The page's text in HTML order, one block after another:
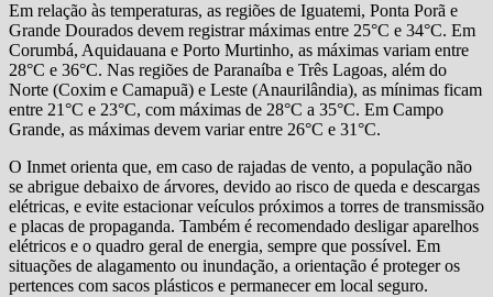
Em relação às temperaturas, as regiões de Iguatemi, Ponta Porã e
Grande Dourados devem registrar máximas entre 25°C e 34°C. Em
Corumbá, Aquidauana e Porto Murtinho, as máximas variam entre
28°C e 36°C. Nas regiões de Paranaíba e Três Lagoas, além do
Norte (Coxim e Camapuã) e Leste (Anaurilândia), as mínimas ficam
entre 21°C e 23°C, com máximas de 28°C a 35°C. Em Campo
Grande, as máximas devem variar entre 26°C e 31°C.
O Inmet orienta que, em caso de rajadas de vento, a população não
se abrigue debaixo de árvores, devido ao risco de queda e descargas
elétricas, e evite estacionar veículos próximos a torres de transmissão
e placas de propaganda. Também é recomendado desligar aparelhos
elétricos e o quadro geral de energia, sempre que possível. Em
situações de alagamento ou inundação, a orientação é proteger os
pertences com sacos plásticos e permanecer em local seguro.